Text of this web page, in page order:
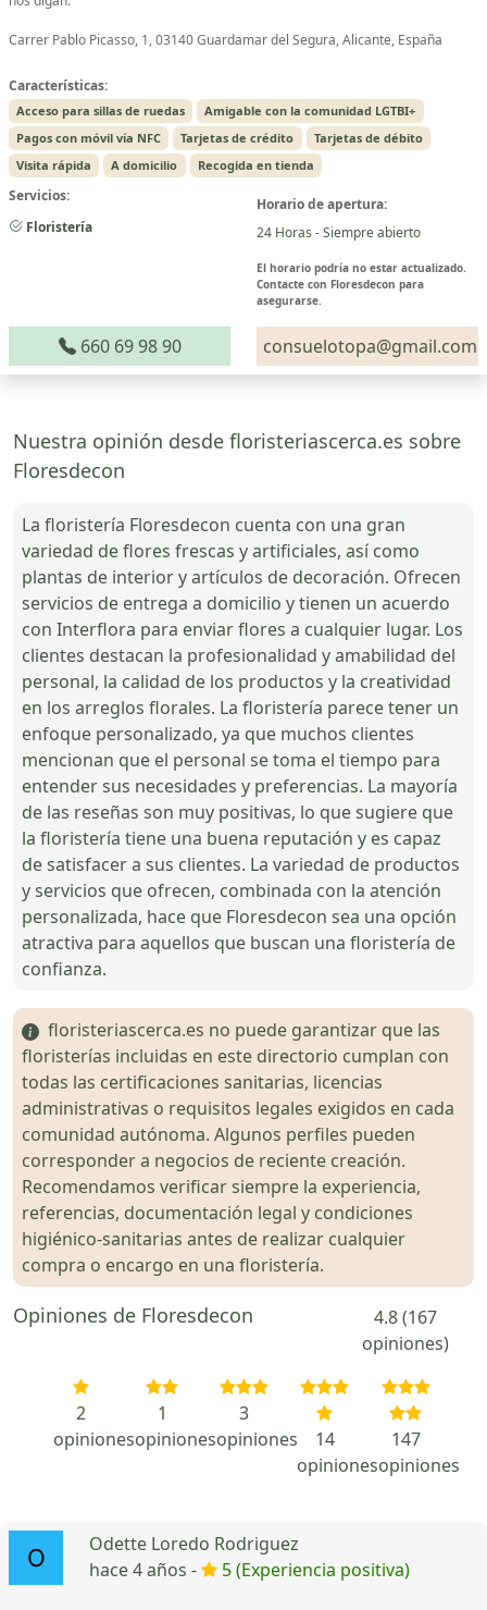
Carrer Pablo Picasso, 1, 03140 Guardamar del Segura, Alicante, España
Características:
Acceso para sillas de ruedas
Amigable con la comunidad LGTBI+
Pagos con móvil vía NFC
Tarjetas de crédito
Tarjetas de débito
Visita rápida
A domicilio Recogida en tienda
Servicios:
Floristería
Horario de apertura:
24 Horas - Siempre abierto
El horario podría no estar actualizado.
Contacte con Floresdecon para
asegurarse.
660 69 98 90 consuelotopa@gmail.com
Nuestra opinión desde floristeriascerca.es sobre
Floresdecon
La floristería Floresdecon cuenta con una gran
variedad de flores frescas y artificiales, así como
plantas de interior y artículos de decoración. Ofrecen
servicios de entrega a domicilio y tienen un acuerdo
con Interflora para enviar flores a cualquier lugar. Los
clientes destacan la profesionalidad y amabilidad del
personal, la calidad de los productos y la creatividad
en los arreglos florales. La floristería parece tener un
enfoque personalizado, ya que muchos clientes
mencionan que el personal se toma el tiempo para
entender sus necesidades y preferencias. La mayoría
de las reseñas son muy positivas, lo que sugiere que
la floristería tiene una buena reputación y es capaz
de satisfacer a sus clientes. La variedad de productos
y servicios que ofrecen, combinada con la atención
personalizada, hace que Floresdecon sea una opción
atractiva para aquellos que buscan una floristería de
confianza.
floristeriascerca.es no puede garantizar que las
floristerías incluidas en este directorio cumplan con
todas las certificaciones sanitarias, licencias
administrativas o requisitos legales exigidos en cada
comunidad autónoma. Algunos perfiles pueden
corresponder a negocios de reciente creación.
Recomendamos verificar siempre la experiencia,
referencias, documentación legal y condiciones
higiénico-sanitarias antes de realizar cualquier
compra o encargo en una floristería.
Opiniones de Floresdecon
4.8 (167
opiniones)
2
opiniones
1
opiniones
3
opiniones
14
opiniones
147
opiniones
Odette Loredo Rodriguez
hace 4 años -
5 (Experiencia positiva)